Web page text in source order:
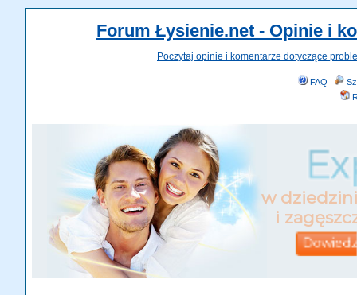
Forum Łysienie.net - Opinie i
Poczytaj opinie i komentarze dotyczące
FAQ